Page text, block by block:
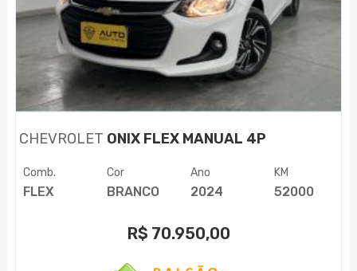
CHEVROLET ONIX FLEX MANUAL 4P
Comb.
FLEX
Cor
BRANCO
Ano
2024
KM
52000
R$ 70.950,00